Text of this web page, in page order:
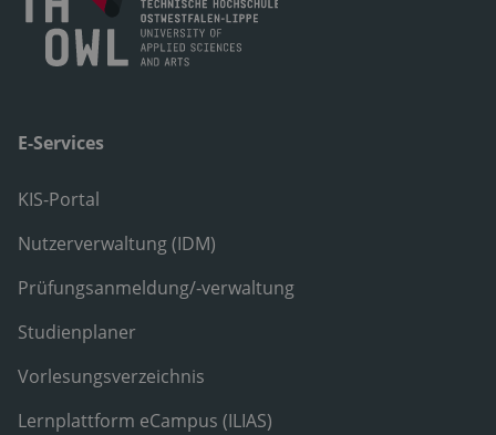
E-Services
KIS-Portal
Nutzerverwaltung (IDM)
Prüfungsanmeldung/-verwaltung
Studienplaner
Vorlesungsverzeichnis
Lernplattform eCampus (ILIAS)